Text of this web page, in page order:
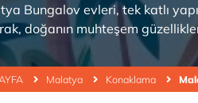
Malatya Konaklama
Bungalov evleri, tek katlı
doğanın muhteşem